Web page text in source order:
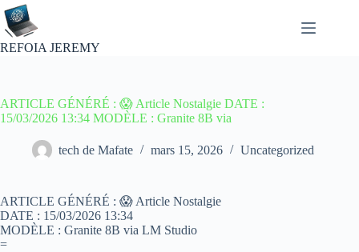
Passer
au
contenu
REFOIA JEREMY
ARTICLE GÉNÉRÉ : 😱 Article Nostalgie DATE :
15/03/2026 13:34 MODÈLE : Granite 8B via
tech de Mafate mars 15, 2026 Uncategorized
ARTICLE GÉNÉRÉ : 😱 Article Nostalgie
DATE : 15/03/2026 13:34
MODÈLE : Granite 8B via LM Studio
=